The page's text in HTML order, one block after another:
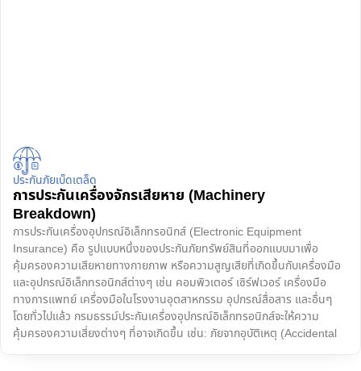
ประกันภัยเบ็ดเตล็ด
การประกันเครื่องจักรเสียหาย (Machinery
Breakdown)
การประกันเครื่องอุปกรณ์อิเล็กทรอนิกส์ (Electronic Equipment
Insurance) คือ รูปแบบหนึ่งของประกันภัยทรัพย์สินที่ออกแบบมาเพื่อ
คุ้มครองความเสียหายทางกายภาพ หรือความสูญเสียที่เกิดขึ้นกับเครื่องมือ
และอุปกรณ์อิเล็กทรอนิกส์ต่างๆ เช่น คอมพิวเตอร์ เซิร์ฟเวอร์ เครื่องมือ
ทางการแพทย์ เครื่องมือในโรงงานอุตสาหกรรม อุปกรณ์สื่อสาร และอื่นๆ
โดยทั่วไปแล้ว กรมธรรม์ประกันเครื่องอุปกรณ์อิเล็กทรอนิกส์จะให้ความ
คุ้มครองความเสี่ยงต่างๆ ที่อาจเกิดขึ้น เช่น: ภัยจากอุบัติเหตุ (Accidental